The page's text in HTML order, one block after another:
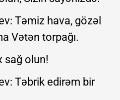
Təmiz hava, gözəl
Vətən torpağı.
sağ olun!
Təbrik edirəm bir